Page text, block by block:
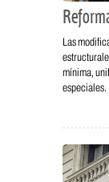
Las
mínima,
especiales.